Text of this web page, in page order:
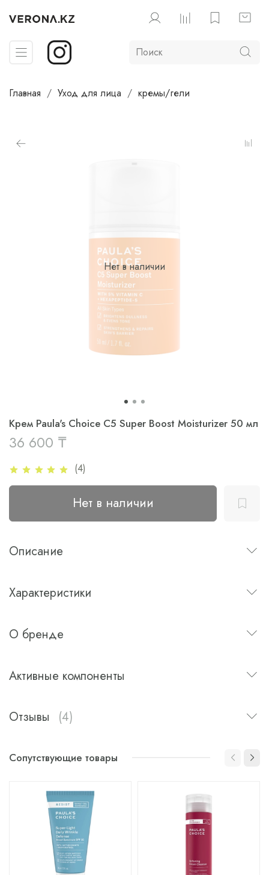
Главная Уход для лица кремы/гели
Нет в наличии
(4)
Крем Paula's Choice C5 Super Boost Moisturizer 50 мл
36 600 ₸
Нет в наличии
Описание
Характеристики
О бренде
Активные компоненты
Отзывы (4)
Сопутствующие товары